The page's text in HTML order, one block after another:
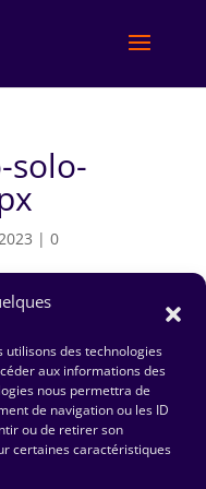
utilisons des technologies
aux informations des
nous permettra de
de navigation ou les ID
ou de retirer son
certaines caractéristiques
solo-
| 0